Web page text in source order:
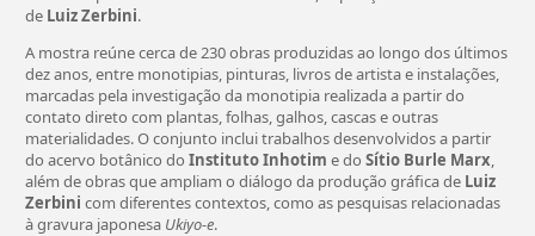
de Luiz Zerbini.
A mostra reúne cerca de 230 obras produzidas ao longo dos últimos
dez anos, entre monotipias, pinturas, livros de artista e instalações,
marcadas pela investigação da monotipia realizada a partir do
contato direto com plantas, folhas, galhos, cascas e outras
materialidades. O conjunto inclui trabalhos desenvolvidos a partir
do acervo botânico do Instituto Inhotim e do Sítio Burle Marx,
além de obras que ampliam o diálogo da produção gráfica de Luiz
Zerbini com diferentes contextos, como as pesquisas relacionadas
à gravura japonesa Ukiyo-e.